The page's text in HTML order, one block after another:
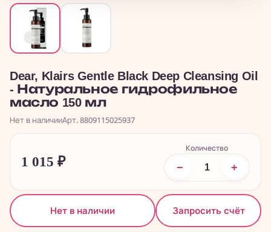
Dear, Klairs Gentle Black Deep Cleansing Oil
- Натуральное гидрофильное
масло 150 мл
Нет в наличииАрт. 8809115025937
1 015 ₽
Количество
− +
Нет в наличии Запросить счёт